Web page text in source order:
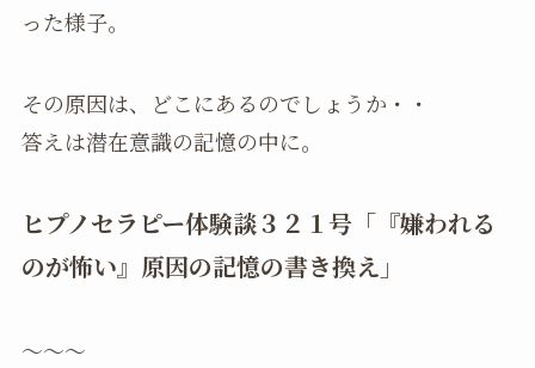
った様子。
その原因は、どこにあるのでしょうか・・
答えは潜在意識の記憶の中に。
ヒプノセラピー体験談３２１号「『嫌われる
のが怖い』原因の記憶の書き換え」
〜〜〜